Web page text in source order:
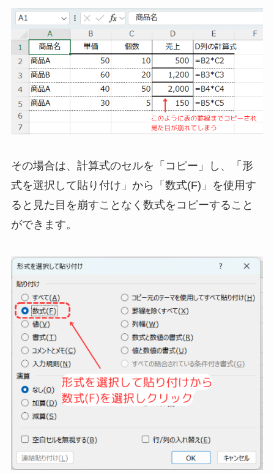
その場合は、計算式のセルを「コピー」し、「形
式を選択して貼り付け」から「数式(F)」を使用す
ると見た目を崩すことなく数式をコピーすること
ができます。